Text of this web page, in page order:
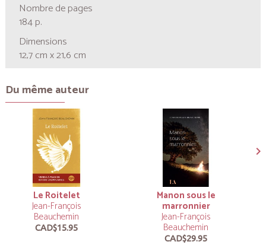
Nombre de pages
184 p.
Dimensions
12,7 cm x 21,6 cm
Du même auteur
Le Roitelet
Jean-François
Beauchemin
CAD$15.95
Manon sous le
marronnier
Jean-François
Beauchemin
CAD$29.95